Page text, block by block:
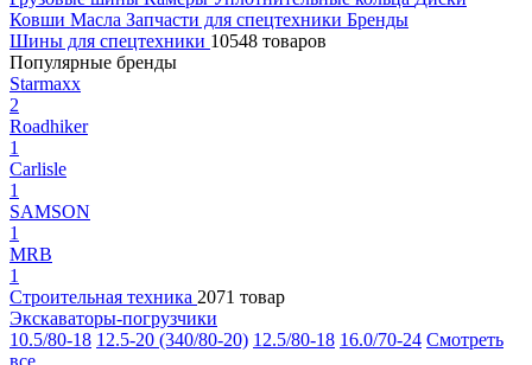
Ковши Масла Запчасти для спецтехники Бренды
Шины для спецтехники 10548 товаров
Популярные бренды
Starmaxx
2
Roadhiker
1
Carlisle
1
SAMSON
1
MRB
1
Строительная техника 2071 товар
Экскаваторы-погрузчики
10.5/80-18 12.5-20 (340/80-20) 12.5/80-18 16.0/70-24 Смотреть
все